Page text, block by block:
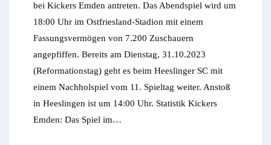
bei Kickers Emden antreten. Das Abendspiel wird um
18:00 Uhr im Ostfriesland-Stadion mit einem
Fassungsvermögen von 7.200 Zuschauern
angepfiffen. Bereits am Dienstag, 31.10.2023
(Reformationstag) geht es beim Heeslinger SC mit
einem Nachholspiel vom 11. Spieltag weiter. Anstoß
in Heeslingen ist um 14:00 Uhr. Statistik Kickers
Emden: Das Spiel im…